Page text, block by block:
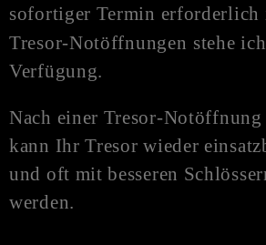
sofortiger Termin erforderlich
Tresor-Notöffnungen stehe
Verfügung.
Nach einer Tresor-Notöffnung
kann Ihr Tresor wieder
und oft mit besseren
werden.